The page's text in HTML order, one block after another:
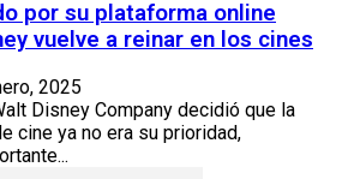
por su plataforma online
vuelve a reinar en los cines
2025
Disney Company decidió que la
cine ya no era su prioridad,